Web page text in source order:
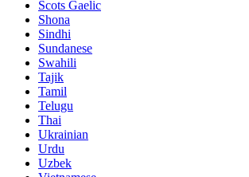
Scots Gaelic
Shona
Sindhi
Sundanese
Swahili
Tajik
Tamil
Telugu
Thai
Ukrainian
Urdu
Uzbek